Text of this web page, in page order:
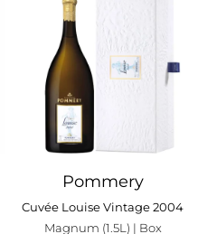
Pommery
Cuvée Louise Vintage 2004
Magnum (1.5L) | Box